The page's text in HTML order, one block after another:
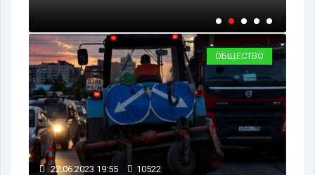
ОБЩЕСТВО
22.06.2023 19:55 10522